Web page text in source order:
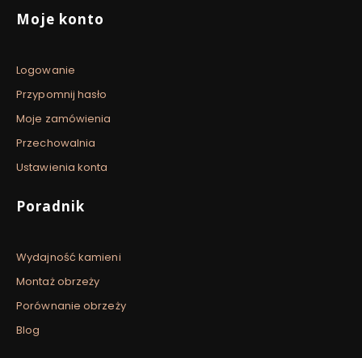
Moje konto
Logowanie
Przypomnij hasło
Moje zamówienia
Przechowalnia
Ustawienia konta
Poradnik
Wydajność kamieni
Montaż obrzeży
Porównanie obrzeży
Blog